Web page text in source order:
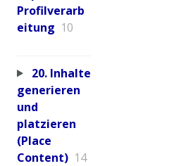
Profilverarb
eitung 10
20. Inhalte
generieren
und
platzieren
(Place
Content) 14